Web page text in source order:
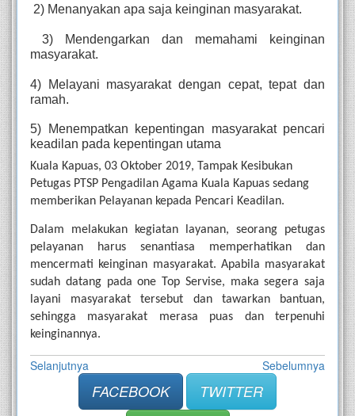
2) Menanyakan apa saja keinginan masyarakat.
3) Mendengarkan dan memahami keinginan
masyarakat.
4) Melayani masyarakat dengan cepat, tepat dan
ramah.
5) Menempatkan kepentingan masyarakat pencari
keadilan pada kepentingan utama
Kuala Kapuas, 03 Oktober 2019, Tampak Kesibukan
Petugas PTSP Pengadilan Agama Kuala Kapuas sedang
memberikan Pelayanan kepada Pencari Keadilan.
Dalam melakukan kegiatan layanan, seorang petugas
pelayanan harus senantiasa memperhatikan dan
mencermati keinginan masyarakat. Apabila masyarakat
sudah datang pada one Top Servise, maka segera saja
layani masyarakat tersebut dan tawarkan bantuan,
sehingga masyarakat merasa puas dan terpenuhi
keinginannya.
Selanjutnya Sebelumnya
FACEBOOK
TWITTER